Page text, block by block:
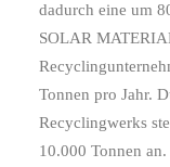
dadurch eine um
SOLAR
Tonnen pro Jahr.
Recyclingwerks
10.000 Tonnen an.